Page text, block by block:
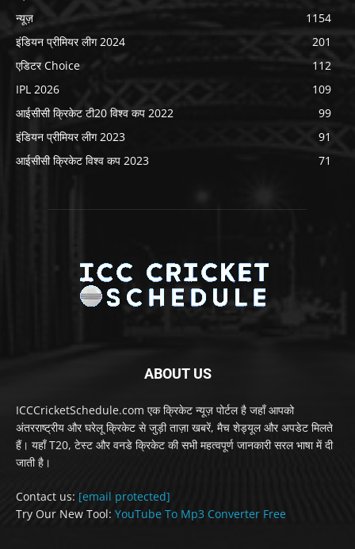
न्यूज़
1154
इंडियन प्रीमियर लीग 2024
201
एडिटर Choice
112
IPL 2026
109
आईसीसी क्रिकेट टी20 विश्व कप 2022
99
इंडियन प्रीमियर लीग 2023
91
आईसीसी क्रिकेट विश्व कप 2023
71
ABOUT US
ICCCricketSchedule.com एक क्रिकेट न्यूज़ पोर्टल है जहाँ आपको
अंतरराष्ट्रीय और घरेलू क्रिकेट से जुड़ी ताज़ा खबरें, मैच शेड्यूल और अपडेट मिलते
हैं। यहाँ T20, टेस्ट और वनडे क्रिकेट की सभी महत्वपूर्ण जानकारी सरल भाषा में दी
जाती है।
Contact us: [email protected]
Try Our New Tool: YouTube To Mp3 Converter Free